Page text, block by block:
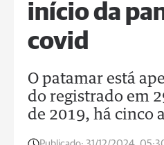
início da
covid
O patamar está
do registrado em
de 2019, há cinco